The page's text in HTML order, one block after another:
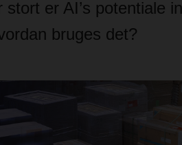
er AI’s potentiale
bruges det?